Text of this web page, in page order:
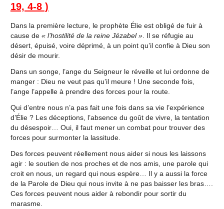
19, 4-8 )
Dans la première lecture, le prophète Élie est obligé de fuir à
cause de « l’hostilité de la reine Jézabel ». Il se réfugie au
désert, épuisé, voire déprimé, à un point qu’il confie à Dieu son
désir de mourir.
Dans un songe, l’ange du Seigneur le réveille et lui ordonne de
manger : Dieu ne veut pas qu’il meure ! Une seconde fois,
l’ange l’appelle à prendre des forces pour la route.
Qui d’entre nous n’a pas fait une fois dans sa vie l’expérience
d’Élie ? Les déceptions, l’absence du goût de vivre, la tentation
du désespoir… Oui, il faut mener un combat pour trouver des
forces pour surmonter la lassitude.
Des forces peuvent réellement nous aider si nous les laissons
agir : le soutien de nos proches et de nos amis, une parole qui
croit en nous, un regard qui nous espère… Il y a aussi la force
de la Parole de Dieu qui nous invite à ne pas baisser les bras….
Ces forces peuvent nous aider à rebondir pour sortir du
marasme.